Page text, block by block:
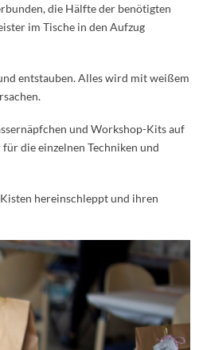
die Hälfte der benötigten
im Tische in den Aufzug
entstauben. Alles wird mit weißem
und Workshop-Kits auf
die einzelnen Techniken und
hereinschleppt und ihren